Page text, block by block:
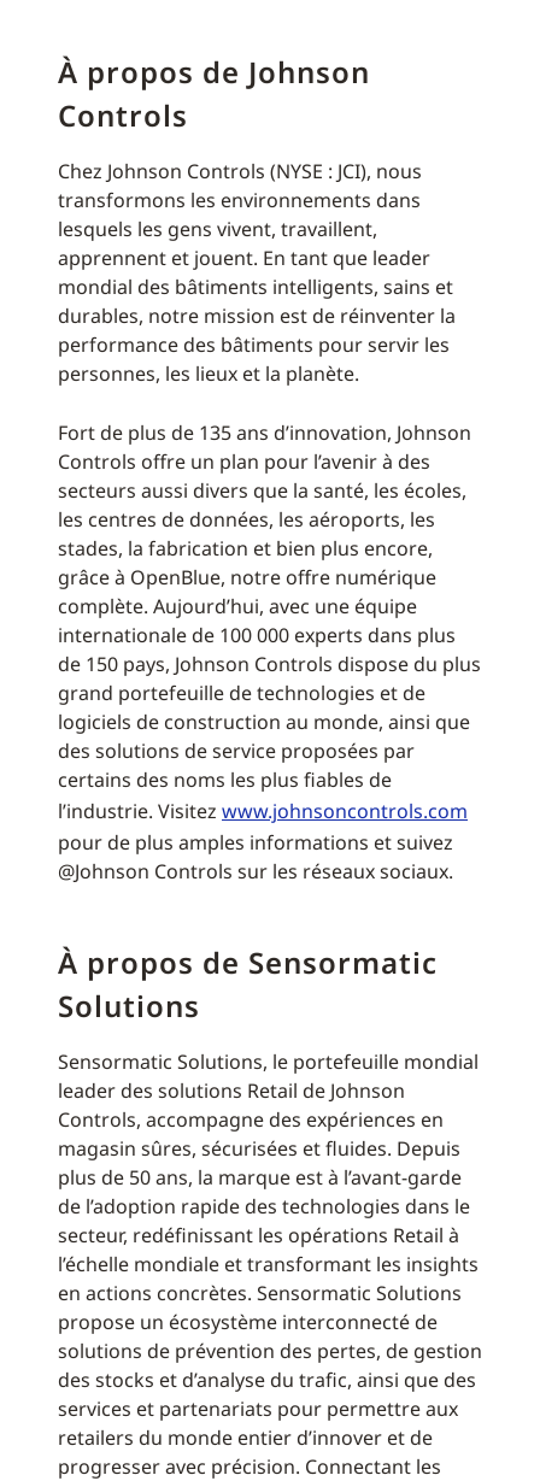
À propos de Johnson
Controls
Chez Johnson Controls (NYSE : JCI), nous
transformons les environnements dans
lesquels les gens vivent, travaillent,
apprennent et jouent. En tant que leader
mondial des bâtiments intelligents, sains et
durables, notre mission est de réinventer la
performance des bâtiments pour servir les
personnes, les lieux et la planète.
Fort de plus de 135 ans d’innovation, Johnson
Controls offre un plan pour l’avenir à des
secteurs aussi divers que la santé, les écoles,
les centres de données, les aéroports, les
stades, la fabrication et bien plus encore,
grâce à OpenBlue, notre offre numérique
complète. Aujourd’hui, avec une équipe
internationale de 100 000 experts dans plus
de 150 pays, Johnson Controls dispose du plus
grand portefeuille de technologies et de
logiciels de construction au monde, ainsi que
des solutions de service proposées par
certains des noms les plus fiables de
l’industrie. Visitez www.johnsoncontrols.com
pour de plus amples informations et suivez
@Johnson Controls sur les réseaux sociaux.
À propos de Sensormatic
Solutions
Sensormatic Solutions, le portefeuille mondial
leader des solutions Retail de Johnson
Controls, accompagne des expériences en
magasin sûres, sécurisées et fluides. Depuis
plus de 50 ans, la marque est à l’avant-garde
de l’adoption rapide des technologies dans le
secteur, redéfinissant les opérations Retail à
l’échelle mondiale et transformant les insights
en actions concrètes. Sensormatic Solutions
propose un écosystème interconnecté de
solutions de prévention des pertes, de gestion
des stocks et d’analyse du trafic, ainsi que des
services et partenariats pour permettre aux
retailers du monde entier d’innover et de
progresser avec précision. Connectant les